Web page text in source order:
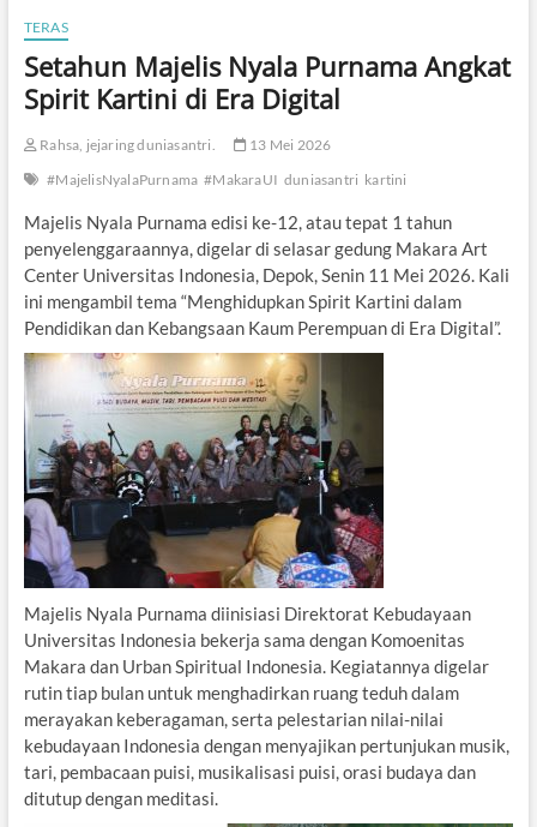
TERAS
Setahun Majelis Nyala Purnama Angkat
Spirit Kartini di Era Digital
Rahsa, jejaring duniasantri.
13 Mei 2026
#MajelisNyalaPurnama #MakaraUI duniasantri kartini
Majelis Nyala Purnama edisi ke-12, atau tepat 1 tahun
penyelenggaraannya, digelar di selasar gedung Makara Art
Center Universitas Indonesia, Depok, Senin 11 Mei 2026. Kali
ini mengambil tema “Menghidupkan Spirit Kartini dalam
Pendidikan dan Kebangsaan Kaum Perempuan di Era Digital”.
Majelis Nyala Purnama diinisiasi Direktorat Kebudayaan
Universitas Indonesia bekerja sama dengan Komoenitas
Makara dan Urban Spiritual Indonesia. Kegiatannya digelar
rutin tiap bulan untuk menghadirkan ruang teduh dalam
merayakan keberagaman, serta pelestarian nilai-nilai
kebudayaan Indonesia dengan menyajikan pertunjukan musik,
tari, pembacaan puisi, musikalisasi puisi, orasi budaya dan
ditutup dengan meditasi.